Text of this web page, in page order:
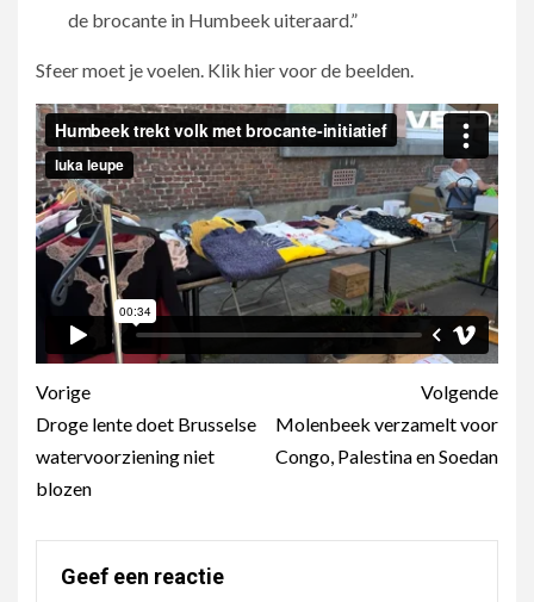
de brocante in Humbeek uiteraard.”
Sfeer moet je voelen. Klik hier voor de beelden.
Berichtnavigatie
Vorige
Droge lente doet Brusselse
watervoorziening niet
blozen
Volgende
Molenbeek verzamelt voor
Congo, Palestina en Soedan
Geef een reactie